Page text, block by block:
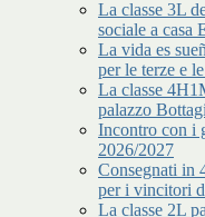
La classe 3L
sociale a casa
La vida es
per le terze e
La classe
palazzo
Incontro con i
2026/2027
Consegnati in
per i vincitori
La classe 2L